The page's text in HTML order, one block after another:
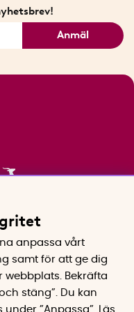
Anmäl
anpassa vårt
samt för att ge dig
webbplats.
Bekräfta
stäng”. Du kan
”Anpassa”.
Läs